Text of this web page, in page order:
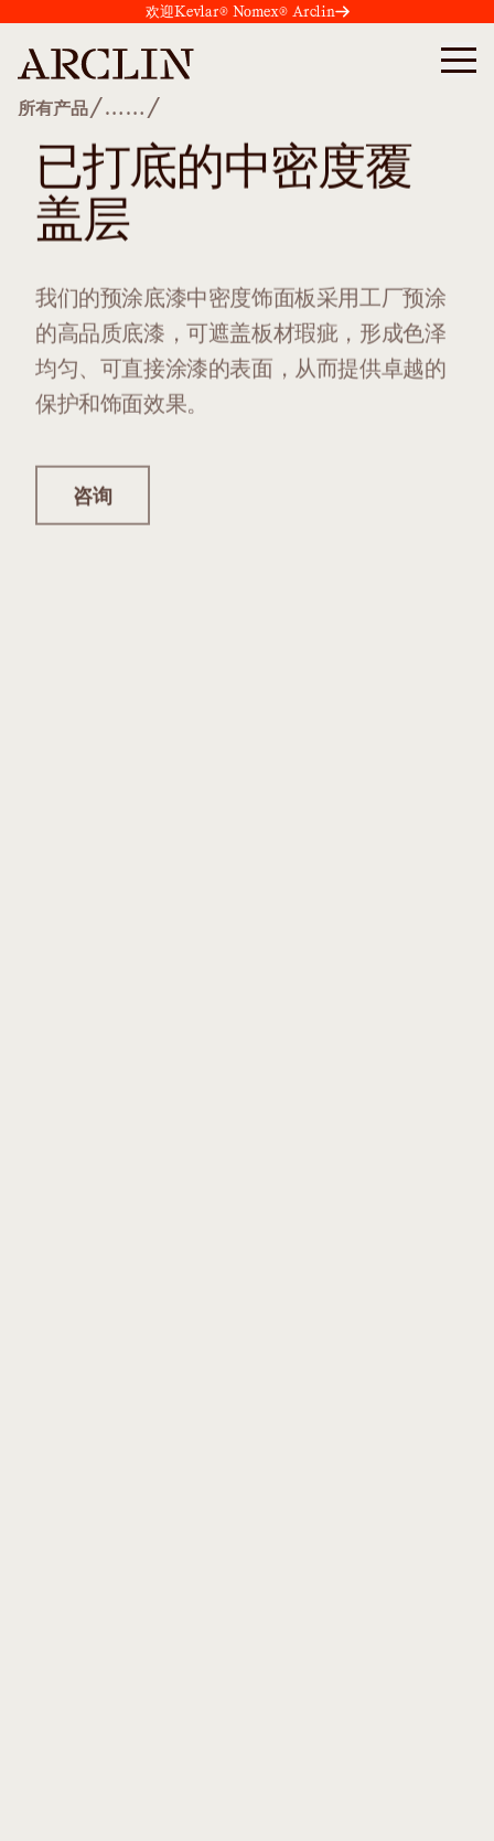
欢迎Kevlar® Nomex® Arclin
所有产品/…… /
已打底的中密度覆
盖层
我们的预涂底漆中密度饰面板采用工厂预涂
的高品质底漆，可遮盖板材瑕疵，形成色泽
均匀、可直接涂漆的表面，从而提供卓越的
保护和饰面效果。
咨询